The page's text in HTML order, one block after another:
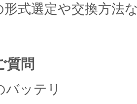
式選定や交換方法
質問
バッテリ